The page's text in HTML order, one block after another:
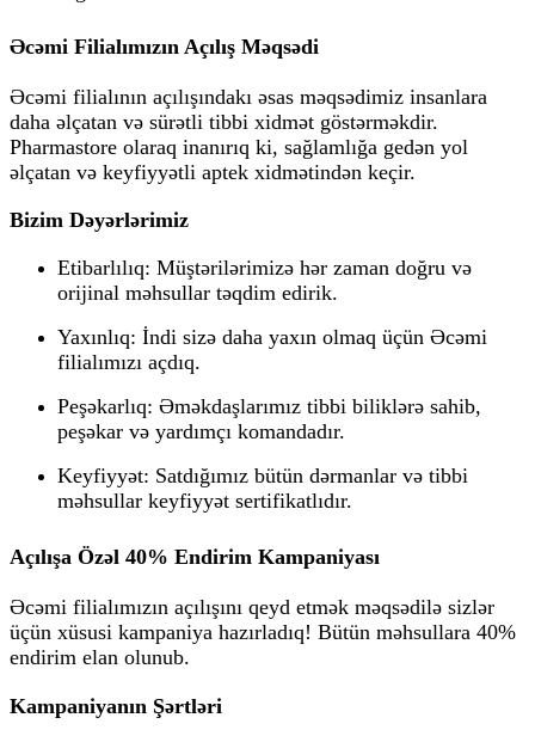
Əcəmi Filialımızın Açılış Məqsədi
Əcəmi filialının açılışındakı əsas məqsədimiz insanlara
daha əlçatan və sürətli tibbi xidmət göstərməkdir.
Pharmastore olaraq inanırıq ki, sağlamlığa gedən yol
əlçatan və keyfiyyətli aptek xidmətindən keçir.
Bizim Dəyərlərimiz
Etibarlılıq: Müştərilərimizə hər zaman doğru və
orijinal məhsullar təqdim edirik.
Yaxınlıq: İndi sizə daha yaxın olmaq üçün Əcəmi
filialımızı açdıq.
Peşəkarlıq: Əməkdaşlarımız tibbi biliklərə sahib,
peşəkar və yardımçı komandadır.
Keyfiyyət: Satdığımız bütün dərmanlar və tibbi
məhsullar keyfiyyət sertifikatlıdır.
Açılışa Özəl 40% Endirim Kampaniyası
Əcəmi filialımızın açılışını qeyd etmək məqsədilə sizlər
üçün xüsusi kampaniya hazırladıq! Bütün məhsullara 40%
endirim elan olunub.
Kampaniyanın Şərtləri